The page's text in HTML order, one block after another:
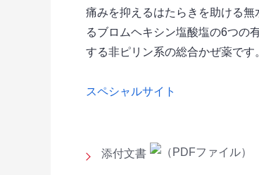
痛みを抑えるはたらきを助ける
るブロムヘキシン塩酸塩の6つの
する非ピリン系の総合かぜ薬です
スペシャルサイト
添付文書